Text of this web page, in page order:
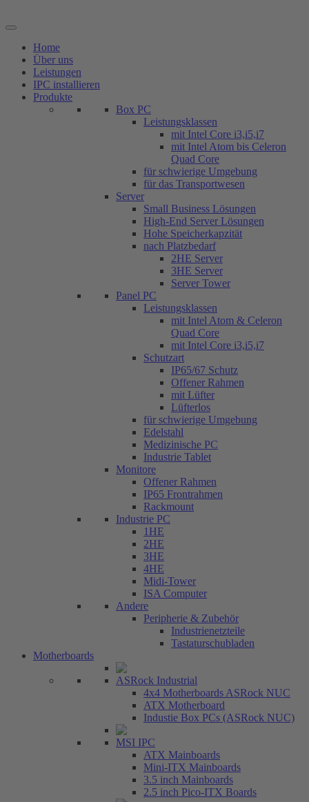
Inhalt
Home
Über uns
Leistungen
IPC installieren
Produkte
Box PC
Leistungsklassen
mit Intel Core i3,i5,i7
mit Intel Atom bis Celeron
Quad Core
für schwierige Umgebung
für das Transportwesen
Server
Small Business Lösungen
High-End Server Lösungen
Hohe Speicherkapzität
nach Platzbedarf
2HE Server
3HE Server
Server Tower
Panel PC
Leistungsklassen
mit Intel Atom & Celeron
Quad Core
mit Intel Core i3,i5,i7
Schutzart
IP65/67 Schutz
Offener Rahmen
mit Lüfter
Lüfterlos
für schwierige Umgebung
Edelstahl
Medizinische PC
Industrie Tablet
Monitore
Offener Rahmen
IP65 Frontrahmen
Rackmount
Industrie PC
1HE
2HE
3HE
4HE
Midi-Tower
ISA Computer
Andere
Peripherie & Zubehör
Industrienetzteile
Tastaturschubladen
Motherboards
ASRock Industrial
4x4 Motherboards ASRock NUC
ATX Motherboard
Industie Box PCs (ASRock NUC)
MSI IPC
ATX Mainboards
Mini-ITX Mainboards
3.5 inch Mainboards
2.5 inch Pico-ITX Boards